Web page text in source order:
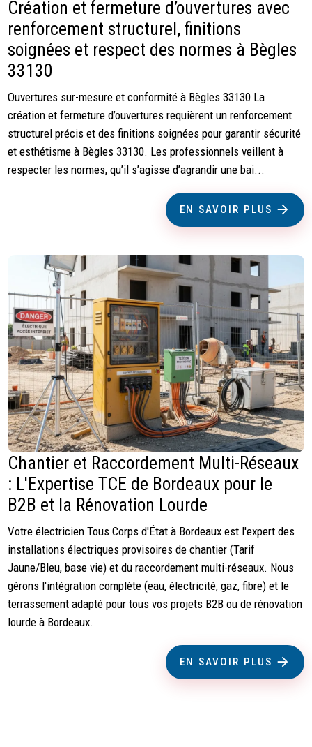
Création et fermeture d’ouvertures avec
renforcement structurel, finitions
soignées et respect des normes à Bègles
33130
Ouvertures sur-mesure et conformité à Bègles 33130 La
création et fermeture d’ouvertures requièrent un renforcement
structurel précis et des finitions soignées pour garantir sécurité
et esthétisme à Bègles 33130. Les professionnels veillent à
respecter les normes, qu’il s’agisse d’agrandir une bai...
EN SAVOIR PLUS
Chantier et Raccordement Multi-Réseaux
: L'Expertise TCE de Bordeaux pour le
B2B et la Rénovation Lourde
Votre électricien Tous Corps d'État à Bordeaux est l'expert des
installations électriques provisoires de chantier (Tarif
Jaune/Bleu, base vie) et du raccordement multi-réseaux. Nous
gérons l'intégration complète (eau, électricité, gaz, fibre) et le
terrassement adapté pour tous vos projets B2B ou de rénovation
lourde à Bordeaux.
EN SAVOIR PLUS